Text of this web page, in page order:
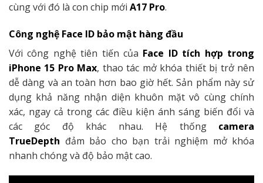
cùng với đó là con chip mới A17 Pro.
Công nghệ Face ID bảo mật hàng đầu
Với công nghệ tiên tiến của Face ID tích hợp trong
iPhone 15 Pro Max, thao tác mở khóa thiết bị trở nên
dễ dàng và an toàn hơn bao giờ hết. Sản phẩm này sử
dụng khả năng nhận diện khuôn mặt vô cùng chính
xác, ngay cả trong các điều kiện ánh sáng biến đổi và
các góc độ khác nhau. Hệ thống camera
TrueDepth đảm bảo cho bạn trải nghiệm mở khóa
nhanh chóng và độ bảo mật cao.